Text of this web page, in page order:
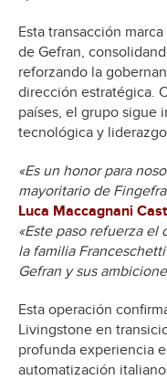
Esta transacción
de Gefran,
reforzando la
dirección estratégica.
países, el grupo sigue
tecnológica y
«Es un honor para
mayoritario de
Luca Maccagnani
«Este paso refuerza el
la familia
Gefran y sus
Esta operación
Livingstone en
profunda experiencia
automatización